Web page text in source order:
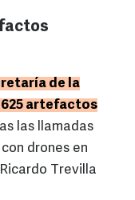
de la
artefactos
las llamadas
drones en
Trevilla